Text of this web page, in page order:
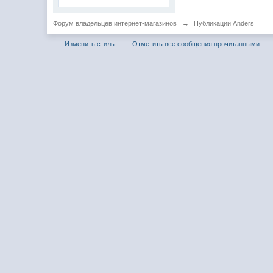
Форум владельцев интернет-магазинов → Публикации Anders
Изменить стиль Отметить все сообщения прочитанными